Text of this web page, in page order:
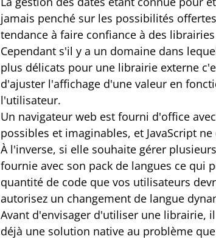
jamais penché sur les possibilités
tendance à faire confiance à des
Cependant s'il y a un domaine dans
plus délicats pour une librairie externe
d'ajuster l'affichage d'une valeur en
l'utilisateur.
Un navigateur web est fourni d'office
possibles et imaginables, et JavaScript
À l'inverse, si elle souhaite gérer
fournie avec son pack de langues ce qui
quantité de code que vos utilisateurs
autorisez un changement de langue
Avant d'envisager d'utiliser une librairie,
déjà une solution native au problème